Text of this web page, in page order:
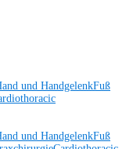
und HandgelenkFuß
und HandgelenkFuß